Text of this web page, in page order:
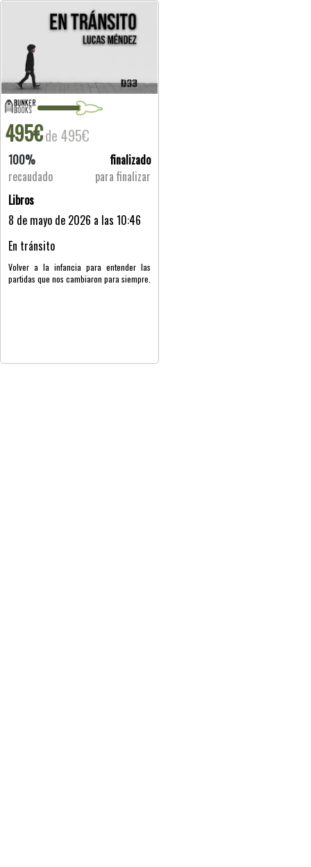
495€de 495€
100%
recaudado
finalizado
para finalizar
Libros
8 de mayo de 2026 a las 10:46
En tránsito
Volver a la infancia para entender las
partidas que nos cambiaron para siempre.